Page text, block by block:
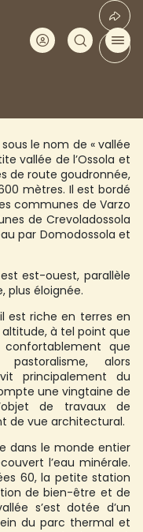
le nom de « vallée
vallée de l’Ossola et
de route goudronnée,
mètres. Il est bordé
communes de Varzo
de Crevoladossola
par Domodossola et
est-ouest, parallèle
plus éloignée.
est riche en terres en
à tel point que
que
alors
principalement du
une vingtaine de
de travaux de
de vue architectural.
dans le monde entier
l’eau minérale.
60, la petite station
de bien-être et de
s’est dotée d’un
du parc thermal et